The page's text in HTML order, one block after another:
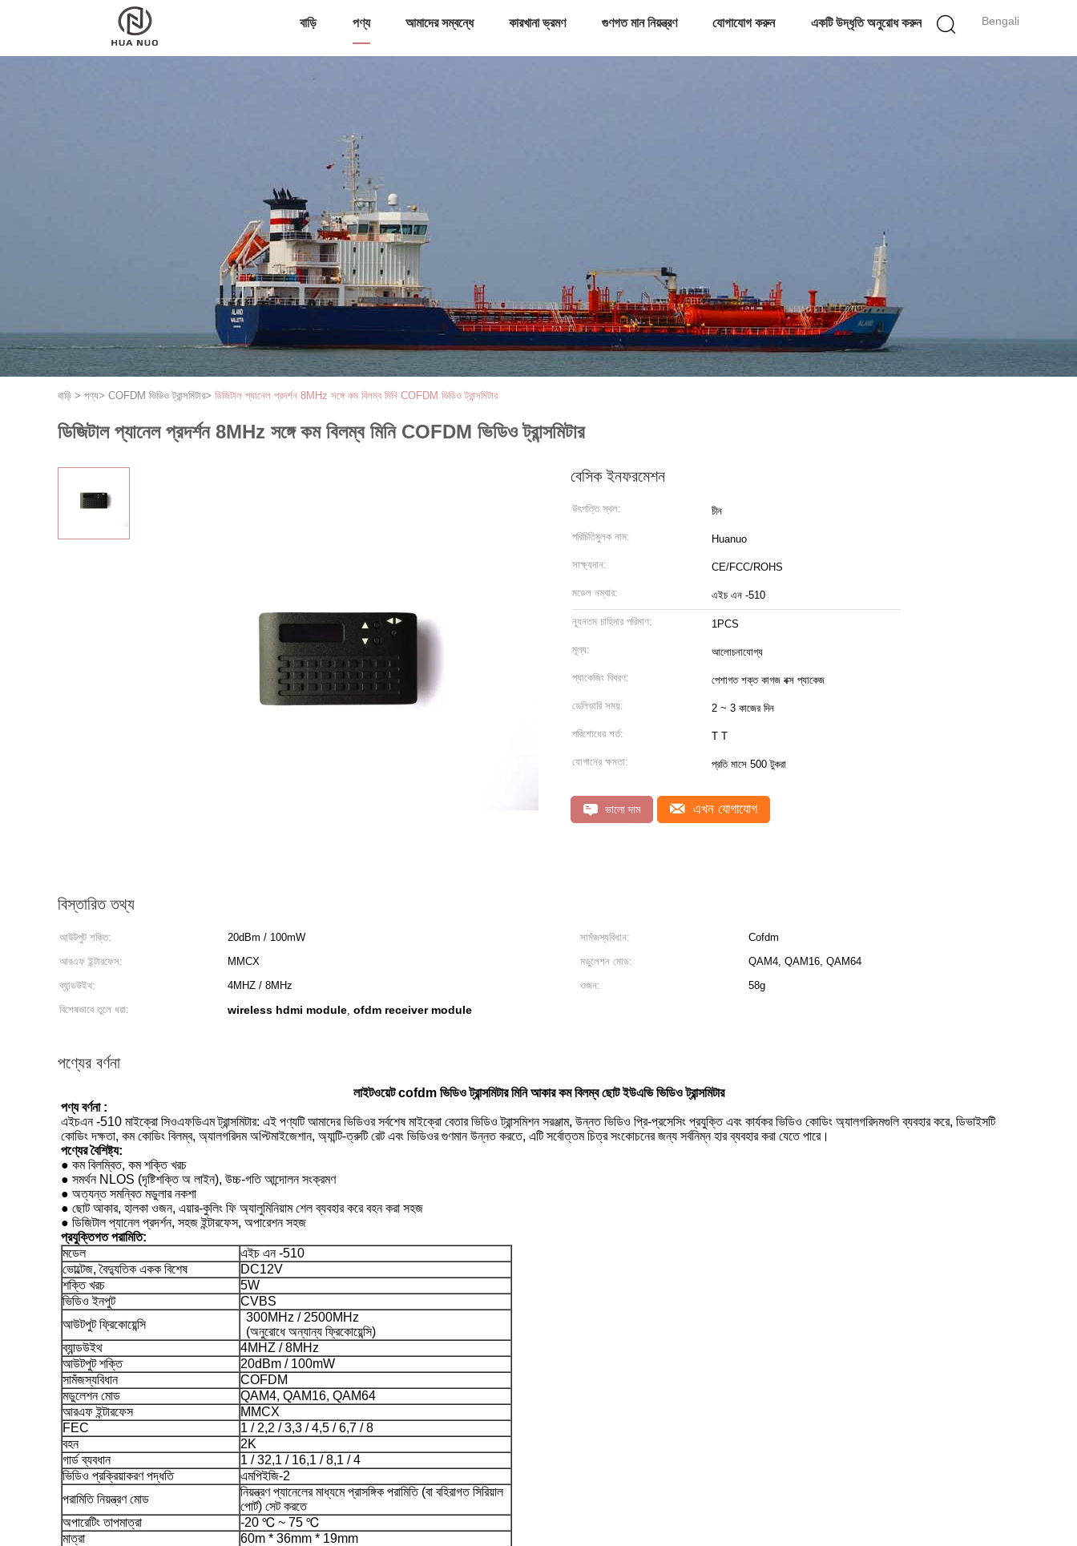
Bengali
বাড়ি পণ্য আমাদের সম্বন্ধে কারখানা ভ্রমণ গুণগত মান নিয়ন্ত্রণ যোগাযোগ করুন একটি উদ্ধৃতি অনুরোধ করুন
বাড়ি > পণ্য> COFDM ভিডিও ট্রান্সমিটার> ডিজিটাল প্যানেল প্রদর্শন 8MHz সঙ্গে কম বিলম্ব মিনি COFDM ভিডিও ট্রান্সমিটার
ডিজিটাল প্যানেল প্রদর্শন 8MHz সঙ্গে কম বিলম্ব মিনি COFDM ভিডিও ট্রান্সমিটার
বেসিক ইনফরমেশন
উৎপত্তি স্থল: চীন
পরিচিতিমুলক নাম: Huanuo
সাক্ষ্যদান: CE/FCC/ROHS
মডেল নম্বার: এইচ এন -510
ন্যূনতম চাহিদার পরিমাণ: 1PCS
মূল্য: আলোচনাযোগ্য
প্যাকেজিং বিবরণ: পেশাগত শক্ত কাগজ বক্স প্যাকেজ
ডেলিভারি সময়: 2 ~ 3 কাজের দিন
পরিশোধের শর্ত: T T
যোগানের ক্ষমতা: প্রতি মাসে 500 টুকরা
ভালো দাম এখন যোগাযোগ
বিস্তারিত তথ্য
আউটপুট শক্তি: 20dBm / 100mW সামঁজস্যবিধান:
Cofdm
আরএফ ইন্টারফেস:
MMCX মডুলেশন মোড:
QAM4, QAM16, QAM64
ব্যান্ডউইথ:
4MHZ / 8MHz ওজন:
58g
বিশেষভাবে তুলে ধরা:
wireless hdmi module, ofdm receiver module
পণ্যের বর্ণনা
লাইটওয়েট cofdm ভিডিও ট্রান্সমিটার মিনি আকার কম বিলম্ব ছোট ইউএভি ভিডিও ট্রান্সমিটার
পণ্য বর্ণনা :
এইচএন -510 মাইক্রো সিওএফডিএম ট্রান্সমিটার: এই পণ্যটি আমাদের ভিডিওর সর্বশেষ মাইক্রো বেতার ভিডিও ট্রান্সমিশন সরঞ্জাম, উন্নত ভিডিও প্রি-প্রসেসিং প্রযুক্তি এবং কার্যকর ভিডিও কোডিং অ্যালগরিদমগুলি ব্যবহার করে, ডিভাইসটি
কোডিং দক্ষতা, কম কোডিং বিলম্ব, অ্যালগরিদম অপ্টিমাইজেশান, অ্যান্টি-ত্রুটি রেট এবং ভিডিওর গুণমান উন্নত করতে, এটি সর্বোত্তম চিত্র সংকোচনের জন্য সর্বনিম্ন হার ব্যবহার করা যেতে পারে।
পণ্যের বৈশিষ্ট্য:
● কম বিলম্বিত, কম শক্তি খরচ
● সমর্থন NLOS (দৃষ্টিশক্তি অ লাইন), উচ্চ-গতি আন্দোলন সংক্রমণ
● অত্যন্ত সমন্বিত মডুলার নকশা
● ছোট আকার, হালকা ওজন, এয়ার-কুলিং ফি অ্যালুমিনিয়াম শেল ব্যবহার করে বহন করা সহজ
● ডিজিটাল প্যানেল প্রদর্শন, সহজ ইন্টারফেস, অপারেশন সহজ
প্রযুক্তিগত পরামিতি:
মডেল
এইচ এন -510
ভোল্টেজ, বৈদ্যুতিক একক বিশেষ
DC12V
শক্তি খরচ
5W
ভিডিও ইনপুট
CVBS
আউটপুট ফ্রিকোয়েন্সি
300MHz / 2500MHz
(অনুরোধে অন্যান্য ফ্রিকোয়েন্সি)
ব্যান্ডউইথ
4MHZ / 8MHz
আউটপুট শক্তি
20dBm / 100mW
সামঁজস্যবিধান
COFDM
মডুলেশন মোড
QAM4, QAM16, QAM64
আরএফ ইন্টারফেস
MMCX
FEC
1 / 2,2 / 3,3 / 4,5 / 6,7 / 8
বহন
2K
গার্ড ব্যবধান
1 / 32,1 / 16,1 / 8,1 / 4
ভিডিও প্রক্রিয়াকরণ পদ্ধতি
এমপিইজি-2
পরামিতি নিয়ন্ত্রণ মোড
নিয়ন্ত্রণ প্যানেলের মাধ্যমে প্রাসঙ্গিক পরামিতি (বা বহিরাগত সিরিয়াল
পোর্ট) সেট করতে
অপারেটিং তাপমাত্রা
-20 ℃ ~ 75 ℃
মাত্রা
60m * 36mm * 19mm